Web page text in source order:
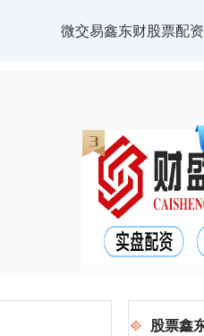
微交易鑫东财股票配资
股票鑫